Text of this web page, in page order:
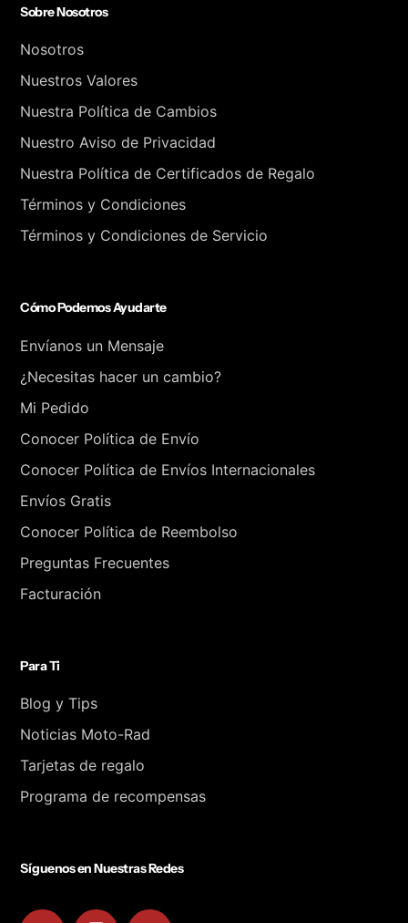
Sobre Nosotros
Nosotros
Nuestros Valores
Nuestra Política de Cambios
Nuestro Aviso de Privacidad
Nuestra Política de Certificados de Regalo
Términos y Condiciones
Términos y Condiciones de Servicio
Cómo Podemos Ayudarte
Envíanos un Mensaje
¿Necesitas hacer un cambio?
Mi Pedido
Conocer Política de Envío
Conocer Política de Envíos Internacionales
Envíos Gratis
Conocer Política de Reembolso
Preguntas Frecuentes
Facturación
Para Ti
Blog y Tips
Noticias Moto-Rad
Tarjetas de regalo
Programa de recompensas
Síguenos en Nuestras Redes